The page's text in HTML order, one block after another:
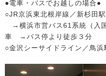
●電車・バスでお越しの場合●
○JR京浜東北根岸線／新杉田
→横浜市営バス61系統（入
車 →バス停より徒歩３分
○金沢シーサイドライン／鳥